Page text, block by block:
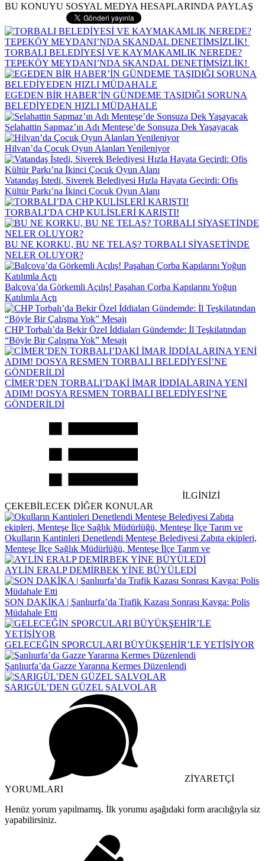
BU KONUYU SOSYAL MEDYA HESAPLARINDA PAYLAŞ
TORBALI BELEDİYESİ VE KAYMAKAMLIK NEREDE?
TEPEKÖY MEYDANI’NDA SKANDAL DENETİMSİZLİK!
EGEDEN BİR HABER’İN GÜNDEME TAŞIDIĞI SORUNA
BELEDİYEDEN HIZLI MÜDAHALE
Selahattin Sapmaz’ın Adı Menteşe’de Sonsuza Dek Yaşayacak
Hilvan’da Çocuk Oyun Alanları Yenileniyor
Vatandaş İstedi, Siverek Belediyesi Hızla Hayata Geçirdi: Ofis
Kültür Parkı’na İkinci Çocuk Oyun Alanı
TORBALI’DA CHP KULİSLERİ KARIŞTI!
BU NE KORKU, BU NE TELAŞ? TORBALI SİYASETİNDE
NELER OLUYOR?
Balçova’da Görkemli Açılış! Paşahan Çorba Kapılarını Yoğun
Katılımla Açtı
CHP Torbalı’da Bekir Özel İddiaları Gündemde: İl Teşkilatından
“Böyle Bir Çalışma Yok” Mesajı
CİMER’DEN TORBALI’DAKİ İMAR İDDİALARINA YENİ
ADIM! DOSYA RESMEN TORBALI BELEDİYESİ’NE
GÖNDERİLDİ
İLGİNİZİ
ÇEKEBİLECEK DİĞER KONULAR
Okulların Kantinleri Denetlendi Menteşe Belediyesi Zabıta ekipleri,
Menteşe İlçe Sağlık Müdürlüğü, Menteşe İlçe Tarım ve
AYLİN ERALP DEMİRBEK YİNE BÜYÜLEDİ
SON DAKİKA | Şanlıurfa’da Trafik Kazası Sonrası Kavga: Polis
Müdahale Etti
GELECEĞİN SPORCULARI BÜYÜKŞEHİR’LE YETİŞİYOR
Şanlıurfa’da Gazze Yararına Kermes Düzenlendi
SARIGÜL’DEN GÜZEL SALVOLAR
ZİYARETÇİ
YORUMLARI
Henüz yorum yapılmamış. İlk yorumu aşağıdaki form aracılığıyla siz
yapabilirsiniz.